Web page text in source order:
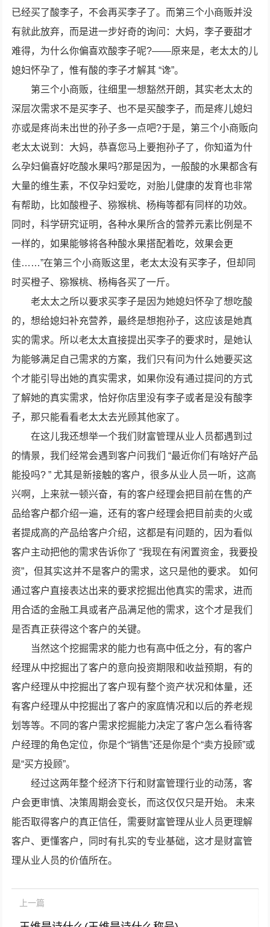
已经买了酸李子，不会再买李子了。而第三个小商贩并没
有就此放弃，而是进一步好奇的询问：大妈，李子要甜才
难得，为什么你偏喜欢酸李子呢?――原来是，老太太的儿
媳妇怀孕了，惟有酸的李子才解其 “谗”。
第三个小商贩，往细里一想豁然开朗，其实老太太的
深层次需求不是买李子、也不是买酸李子，而是疼儿媳妇
亦或是疼尚未出世的孙子多一点吧?于是，第三个小商贩向
老太太说到：大妈，恭喜您马上要抱孙子了，你知道为什
么孕妇偏喜好吃酸水果吗?那是因为，一般酸的水果都含有
大量的维生素，不仅孕妇爱吃，对胎儿健康的发育也非常
有帮助，比如酸橙子、猕猴桃、杨梅等都有同样的功效。
同时，科学研究证明，各种水果所含的营养元素比例是不
一样的，如果能够将各种酸水果搭配着吃，效果会更
佳……”在第三个小商贩这里，老太太没有买李子，但却同
时买橙子、猕猴桃、杨梅各买了一斤。
老太太之所以要求买李子是因为她媳妇怀孕了想吃酸
的，想给媳妇补充营养，最终是想抱孙子，这应该是她真
实的需求。所以老太太直接提出买李子的要求时，是她认
为能够满足自己需求的方案，我们只有问为什么她要买这
个才能引导出她的真实需求，如果你没有通过提问的方式
了解她的真实需求，恰好你店里没有李子或者是没有酸李
子，那只能看看老太太去光顾其他家了。
在这儿我还想举一个我们财富管理从业人员都遇到过
的情景，我们经常会遇到客户问我们 “最近你们有啥好产品
能投吗? ” 尤其是新接触的客户，很多从业人员一听，这高
兴啊，上来就一顿兴奋，有的客户经理会把目前在售的产
品给客户都介绍一遍，还有的客户经理会把目前卖的火或
者提成高的产品给客户介绍，这都是有问题的，因为看似
客户主动把他的需求告诉你了 “我现在有闲置资金，我要投
资”，但其实这并不是客户的需求，这只是他的要求。 如何
通过客户直接表达出来的要求挖掘出他真实的需求，进而
用合适的金融工具或者产品满足他的需求，这个才是我们
是否真正获得这个客户的关键。
当然这个挖掘需求的能力也有高中低之分，有的客户
经理从中挖掘出了客户的意向投资期限和收益预期，有的
客户经理从中挖掘出了客户现有整个资产状况和体量，还
有客户经理从中挖掘出了客户的家庭情况和以后的养老规
划等等。不同的客户需求挖掘能力决定了客户怎么看待客
户经理的角色定位，你是个“销售”还是你是个“卖方投顾”或
是“买方投顾”。
经过这两年整个经济下行和财富管理行业的动荡，客
户会更审慎、决策周期会变长，而这仅仅只是开始。 未来
能否取得客户的真正信任，需要财富管理从业人员更理解
客户、更懂客户，同时有扎实的专业基础，这才是财富管
理从业人员的价值所在。
上一篇